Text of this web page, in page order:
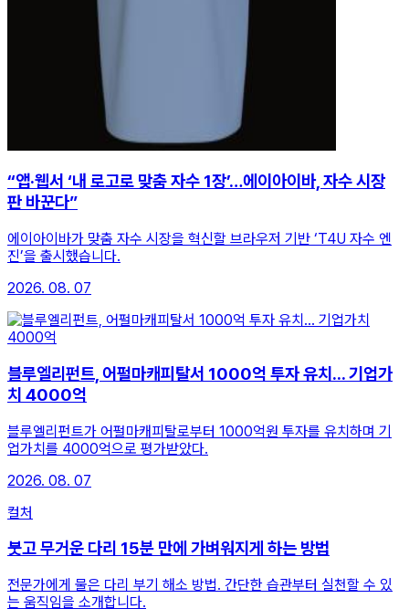
“앱·웹서 ‘내 로고로 맞춤 자수 1장’…에이아이바, 자수 시장
판 바꾼다”
에이아이바가 맞춤 자수 시장을 혁신할 브라우저 기반 ‘T4U 자수 엔
진’을 출시했습니다.
2026. 08. 07
블루엘리펀트, 어펄마캐피탈서 1000억 투자 유치... 기업가
치 4000억
블루엘리펀트가 어펄마캐피탈로부터 1000억원 투자를 유치하며 기
업가치를 4000억으로 평가받았다.
2026. 08. 07
컬처
붓고 무거운 다리 15분 만에 가벼워지게 하는 방법
전문가에게 물은 다리 부기 해소 방법. 간단한 습관부터 실천할 수 있
는 움직임을 소개합니다.